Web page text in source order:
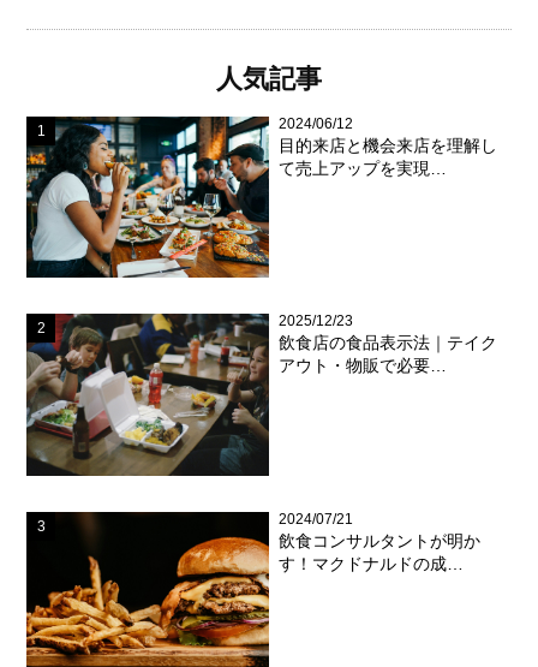
人気記事
2024/06/12
目的来店と機会来店を理解し
て売上アップを実現…
2025/12/23
飲食店の食品表示法｜テイク
アウト・物販で必要…
2024/07/21
飲食コンサルタントが明か
す！マクドナルドの成…